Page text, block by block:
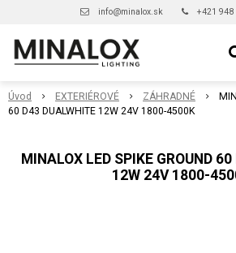
info@minalox.sk +421 948
Úvod EXTERIÉROVÉ ZÁHRADNÉ
60 D43 DUALWHITE 12W 24V 1800-4500K
MINALOX LED SPIKE GROUND
12W 24V 1800-